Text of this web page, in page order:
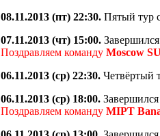
08.11.2013 (пт) 22:30. Пятый тур
07.11.2013 (чт) 15:00.
Поздравляем команду Moscow
06.11.2013 (ср) 22:30. Четвёртый
06.11.2013 (ср) 18:00.
Поздравляем команду MIPT